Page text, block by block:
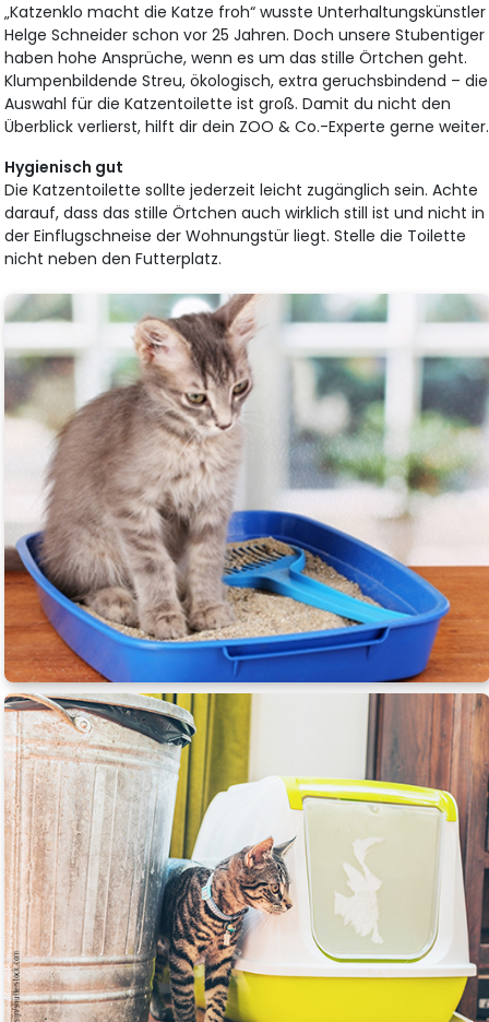
„Katzenklo macht die Katze froh“ wusste Unterhaltungskünstler
Helge Schneider schon vor 25 Jahren. Doch unsere Stubentiger
haben hohe Ansprüche, wenn es um das stille Örtchen geht.
Klumpenbildende Streu, ökologisch, extra geruchsbindend – die
Auswahl für die Katzentoilette ist groß. Damit du nicht den
Überblick verlierst, hilft dir dein ZOO & Co.-Experte gerne weiter.
Hygienisch gut
Die Katzentoilette sollte jederzeit leicht zugänglich sein. Achte
darauf, dass das stille Örtchen auch wirklich still ist und nicht in
der Einflugschneise der Wohnungstür liegt. Stelle die Toilette
nicht neben den Futterplatz.